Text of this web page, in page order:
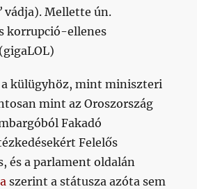
vádja). Mellette ún.
korrupció-ellenes
külügyhöz, mint miniszteri
mint az Oroszország
Fakadó
Felelős
és a parlament oldalán
szerint a státusza azóta sem